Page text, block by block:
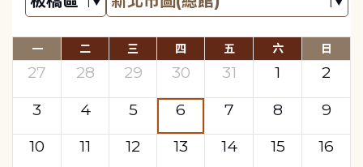
一 二 三 四 五 六 日
27 28 29 30 31 1
2
3
4 5 6 7 8
9
10
11 12 13 14 15
16